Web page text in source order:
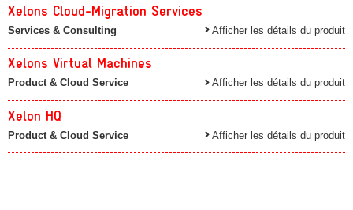
Xelons Cloud-Migration Services
Services & Consulting Afficher les détails du produit
Xelons Virtual Machines
Product & Cloud Service Afficher les détails du produit
Xelon HQ
Product & Cloud Service Afficher les détails du produit